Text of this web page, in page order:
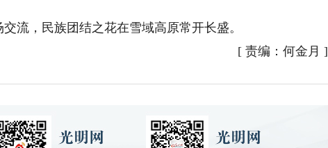
，民族团结之花在雪域高原常开长盛。
[ 责编：何金月 ]